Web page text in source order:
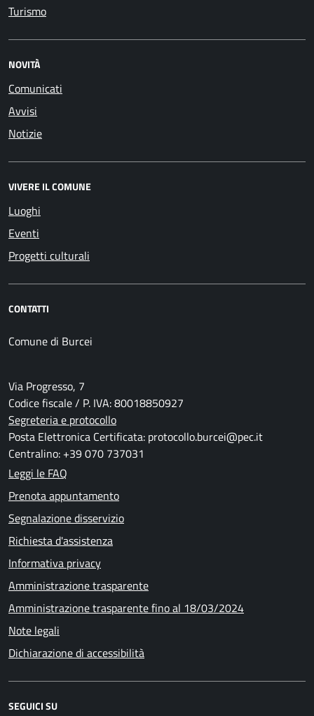
Turismo
NOVITÀ
Comunicati
Avvisi
Notizie
VIVERE IL COMUNE
Luoghi
Eventi
Progetti culturali
CONTATTI
Comune di Burcei
Via Progresso, 7
Codice fiscale / P. IVA: 80018850927
Segreteria e protocollo
Posta Elettronica Certificata: protocollo.burcei@pec.it
Centralino: +39 070 737031
Leggi le FAQ
Prenota appuntamento
Segnalazione disservizio
Richiesta d'assistenza
Informativa privacy
Amministrazione trasparente
Amministrazione trasparente fino al 18/03/2024
Note legali
Dichiarazione di accessibilità
SEGUICI SU